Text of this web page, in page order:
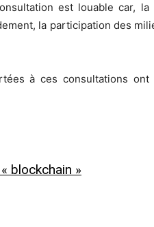
est louable car,
la participation des
à ces consultations ont
blockchain »